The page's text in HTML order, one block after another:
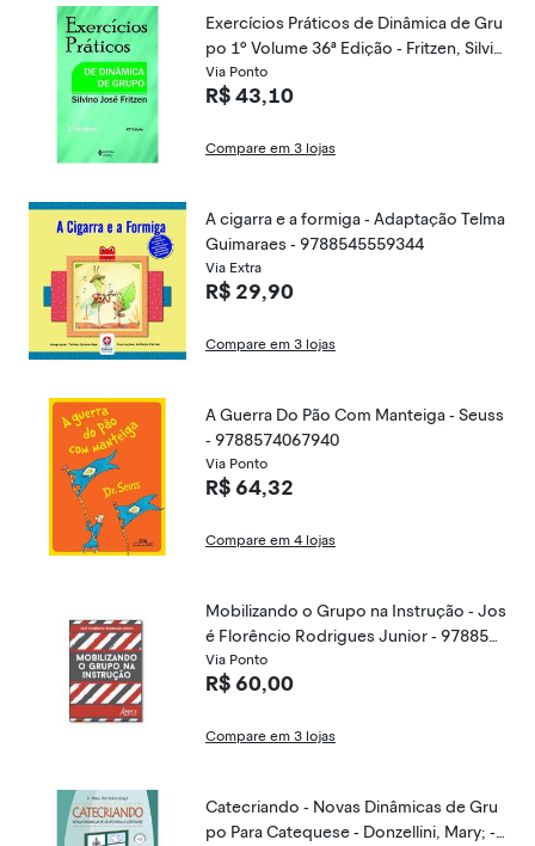
Exercícios Práticos de Dinâmica de Gru
po 1º Volume 36ª Edição - Fritzen, Silvin
o Jose - 9788532602107
Via Ponto
R$ 43,10
Compare em 3 lojas
A cigarra e a formiga - Adaptação Telma
Guimaraes - 9788545559344
Via Extra
R$ 29,90
Compare em 3 lojas
A Guerra Do Pão Com Manteiga - Seuss
- 9788574067940
Via Ponto
R$ 64,32
Compare em 4 lojas
Mobilizando o Grupo na Instrução - Jos
é Florêncio Rodrigues Junior - 978854
7302870
Via Ponto
R$ 60,00
Compare em 3 lojas
Catecriando - Novas Dinâmicas de Gru
po Para Catequese - Donzellini, Mary; -